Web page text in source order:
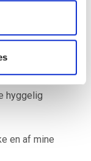
hyggelig
en af mine